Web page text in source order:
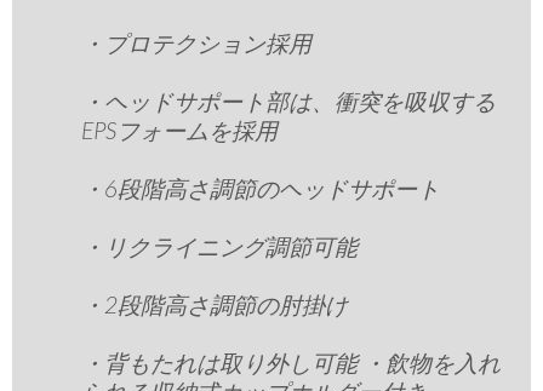
・プロテクション採用
・ヘッドサポート部は、衝突を吸収する
EPSフォームを採用
・6段階高さ調節のヘッドサポート
・リクライニング調節可能
・2段階高さ調節の肘掛け
・背もたれは取り外し可能 ・飲物を入れ